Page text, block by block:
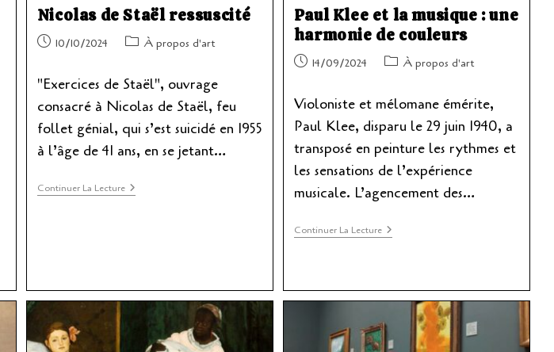
Nicolas de Staël ressuscité
Publication
10/10/2024
PostÀ propos d'art
"Exercices de Staël", ouvrage
consacré à Nicolas de Staël, feu
follet génial, qui s’est suicidé en 1955
à l’âge de 41 ans, en se jetant…
Continuer La LectureNicolas
De
Paul Klee et la musique : une
harmonie de couleurs
Publication
14/09/2024
PostÀ propos d'art
Violoniste et mélomane émérite,
Paul Klee, disparu le 29 juin 1940, a
transposé en peinture les rythmes et
les sensations de l’expérience
musicale. L’agencement des…
Continuer La LecturePaul
Klee
:
Une
Harmonie
De
Couleurs